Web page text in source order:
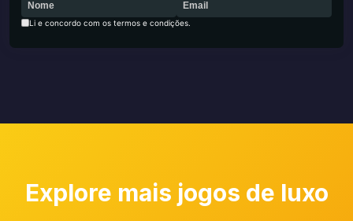
Li e concordo com os termos e condições.
Explore mais jogos de luxo